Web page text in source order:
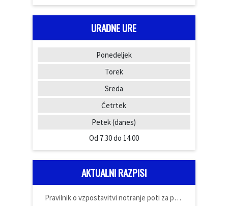
URADNE URE
Ponedeljek
Torek
Sreda
Četrtek
Petek(danes)
Od 7.30 do 14.00
AKTUALNI RAZPISI
Pravilnik o vzpostavitvi notranje poti za prijavo